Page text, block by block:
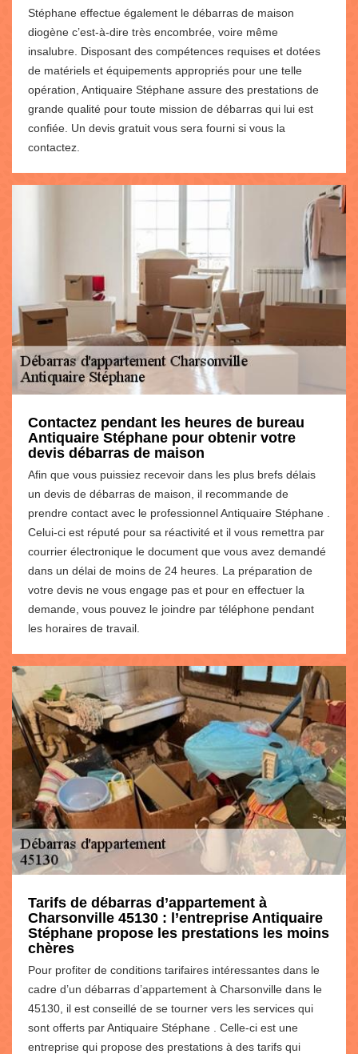
Stéphane effectue également le débarras de maison
diogène c’est-à-dire très encombrée, voire même
insalubre. Disposant des compétences requises et dotées
de matériels et équipements appropriés pour une telle
opération, Antiquaire Stéphane assure des prestations de
grande qualité pour toute mission de débarras qui lui est
confiée. Un devis gratuit vous sera fourni si vous la
contactez.
Contactez pendant les heures de bureau
Antiquaire Stéphane pour obtenir votre
devis débarras de maison
Afin que vous puissiez recevoir dans les plus brefs délais
un devis de débarras de maison, il recommande de
prendre contact avec le professionnel Antiquaire Stéphane .
Celui-ci est réputé pour sa réactivité et il vous remettra par
courrier électronique le document que vous avez demandé
dans un délai de moins de 24 heures. La préparation de
votre devis ne vous engage pas et pour en effectuer la
demande, vous pouvez le joindre par téléphone pendant
les horaires de travail.
Tarifs de débarras d’appartement à
Charsonville 45130 : l’entreprise Antiquaire
Stéphane propose les prestations les moins
chères
Pour profiter de conditions tarifaires intéressantes dans le
cadre d’un débarras d’appartement à Charsonville dans le
45130, il est conseillé de se tourner vers les services qui
sont offerts par Antiquaire Stéphane . Celle-ci est une
entreprise qui propose des prestations à des tarifs qui